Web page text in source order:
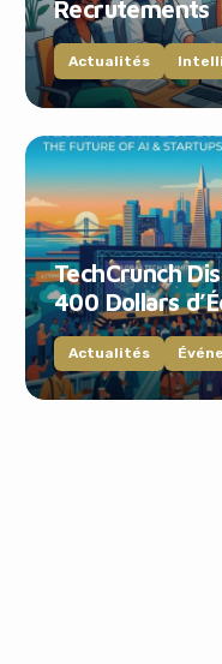
Recrutements
Actualités
TechCrunch
400 Dollars
Actualités